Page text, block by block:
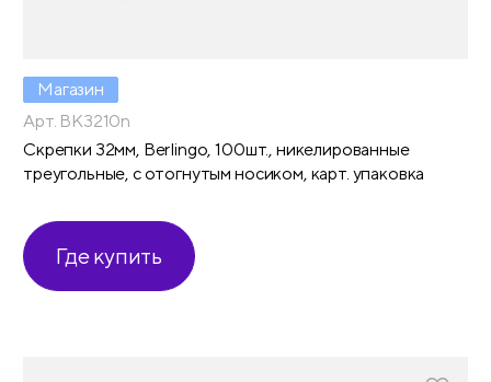
Магазин
Арт. BK3210n
Скрепки 32мм, Berlingo, 100шт., никелированные
треугольные, с отогнутым носиком, карт. упаковка
Где купить